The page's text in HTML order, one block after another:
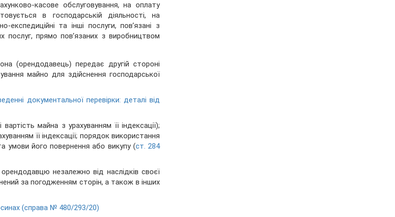
касове обслуговування, на оплату
в господарській діяльності, на
експедиційні та інші послуги, пов’язані з
послуг, прямо пов’язаних з виробництвом
(орендодавець) передає другій стороні
майно для здійснення господарської
документальної перевірки: деталі від
майна з урахуванням її індексації);
її індексації; порядок використання
умови його повернення або викупу (ст. 284
незалежно від наслідків своєї
за погодженням сторін, а також в інших
(справа № 480/293/20)